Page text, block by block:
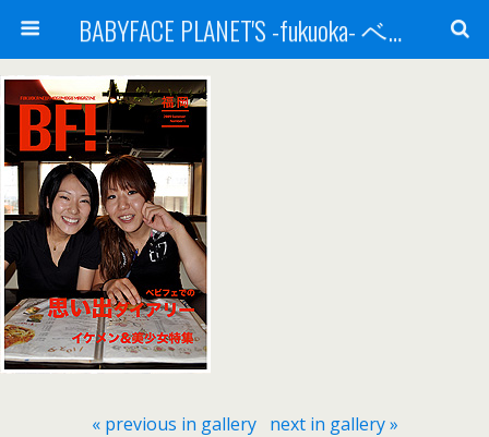
BABYFACE PLANET'S -fukuoka- ベビーフェイスプラネッツ 福岡(ベビフェ福岡)
« previous in gallery next in gallery »